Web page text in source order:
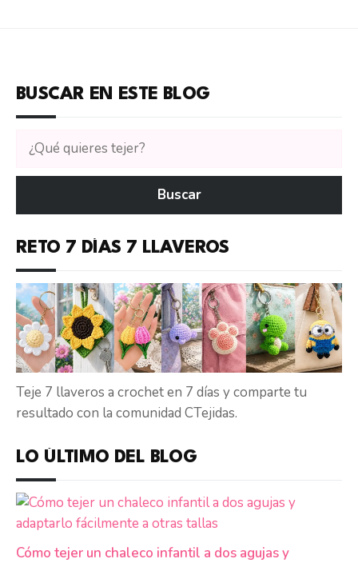
BUSCAR EN ESTE BLOG
Buscar
tutoriales
en
Buscar
RETO 7 DÍAS 7 LLAVEROS
Teje 7 llaveros a crochet en 7 días y comparte tu
resultado con la comunidad CTejidas.
LO ÚLTIMO DEL BLOG
Cómo tejer un chaleco infantil a dos agujas y